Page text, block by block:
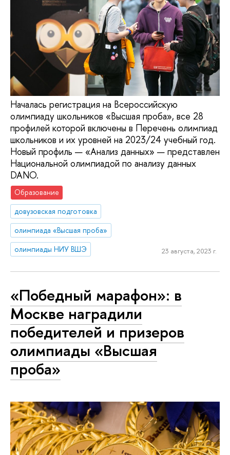
Началась регистрация на Всероссийскую
олимпиаду школьников «Высшая проба», все 28
профилей которой включены в Перечень олимпиад
школьников и их уровней на 2023/24 учебный год.
Новый профиль — «Анализ данных» — представлен
Национальной олимпиадой по анализу данных
DANO.
Образование
довузовская подготовка
олимпиада «Высшая проба»
олимпиады НИУ ВШЭ
23 августа, 2023 г.
«Победный марафон»: в
Москве наградили
победителей и призеров
олимпиады «Высшая
проба»